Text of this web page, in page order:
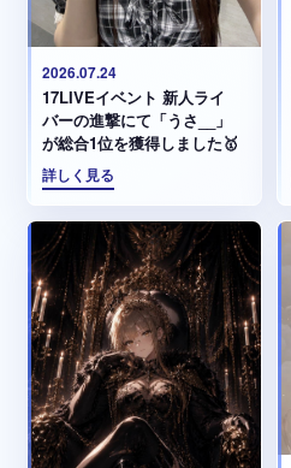
2026.07.24
17LIVEイベント 新人ライ
バーの進撃にて「うさ__」
が総合1位を獲得しました🥇
詳しく見る